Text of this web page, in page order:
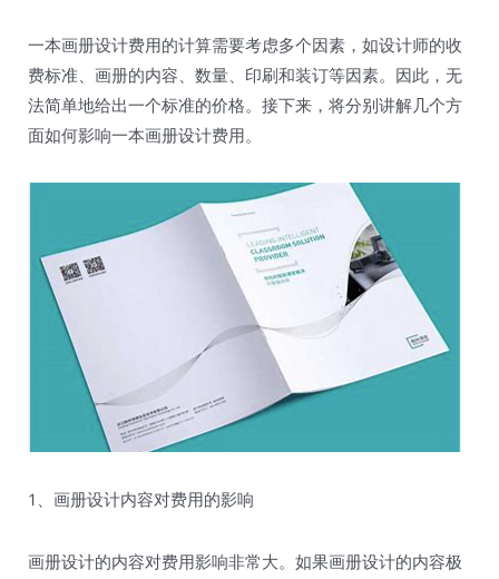
一本画册设计费用的计算需要考虑多个因素，如设计师的收
费标准、画册的内容、数量、印刷和装订等因素。因此，无
法简单地给出一个标准的价格。接下来，将分别讲解几个方
面如何影响一本画册设计费用。
1、画册设计内容对费用的影响
画册设计的内容对费用影响非常大。如果画册设计的内容极